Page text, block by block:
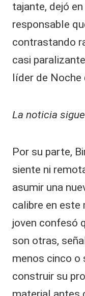
tajante, dejó
responsable
contrastando
casi
líder de Noche
La noticia
​Por su parte,
siente ni
asumir una
calibre en este
joven confesó
son otras,
menos cinco o
construir su